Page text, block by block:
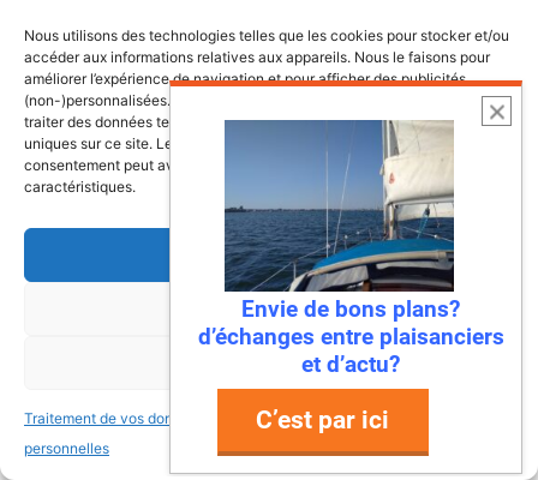
Nous utilisons des technologies telles que les cookies pour stocker et/ou
accéder aux informations relatives aux appareils. Nous le faisons pour
améliorer l’expérience de navigation et pour afficher des publicités
(non-)personnalisées. Consentir à ces technologies nous autorisera à
traiter des données telles que le comportement de navigation ou les ID
uniques sur ce site. Le fait de ne pas consentir ou de retirer son
consentement peut avoir un effet négatif sur certaines fonctonnalités et
caractéristiques.
Accepter
Refuser
Voir les préférences
Traitement de vos données
personnelles
Traitement de vos données
personnelles
nos côtes
Envie de bons plans?
d’échanges entre plaisanciers
et d’actu?
C’est par ici